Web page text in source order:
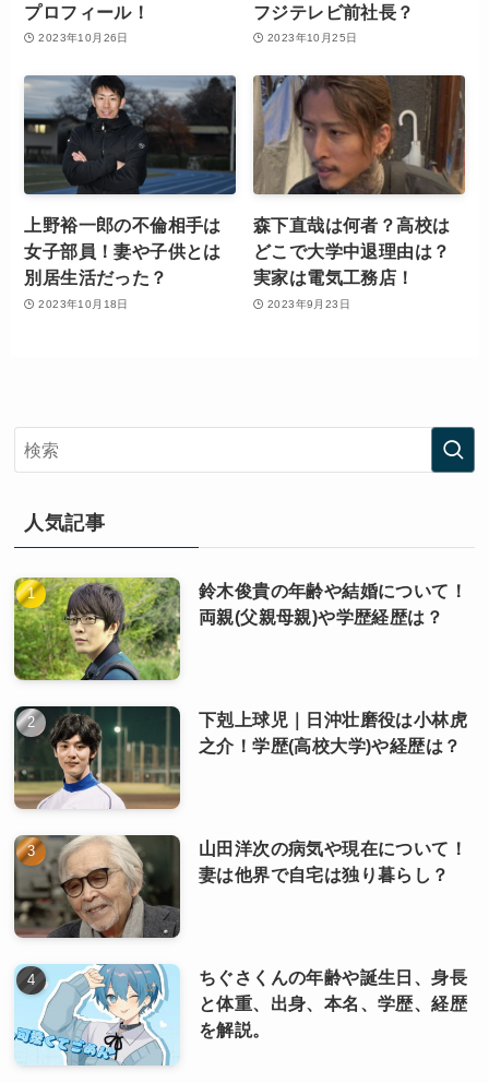
プロフィール！
2023年10月26日
フジテレビ前社長？
2023年10月25日
上野裕一郎の不倫相手は
女子部員！妻や子供とは
別居生活だった？
2023年10月18日
森下直哉は何者？高校は
どこで大学中退理由は？
実家は電気工務店！
2023年9月23日
人気記事
鈴木俊貴の年齢や結婚について！
両親(父親母親)や学歴経歴は？
下剋上球児｜日沖壮磨役は小林虎
之介！学歴(高校大学)や経歴は？
山田洋次の病気や現在について！
妻は他界で自宅は独り暮らし？
ちぐさくんの年齢や誕生日、身長
と体重、出身、本名、学歴、経歴
を解説。